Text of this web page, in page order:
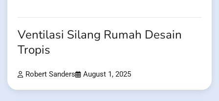
Ventilasi Silang Rumah Desain
Tropis
Robert Sanders August 1, 2025